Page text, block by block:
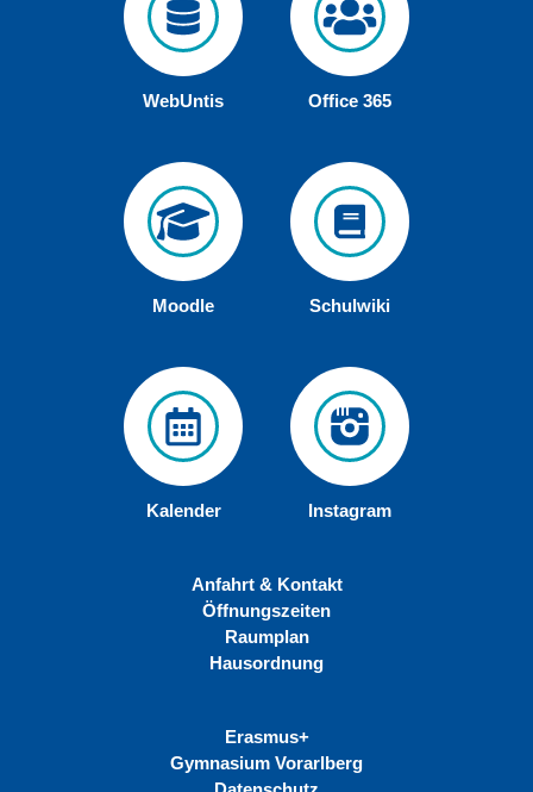
WebUntis Office 365
Moodle Schulwiki
Kalender Instagram
Anfahrt & Kontakt
Öffnungszeiten
Raumplan
Hausordnung
Erasmus+
Gymnasium Vorarlberg